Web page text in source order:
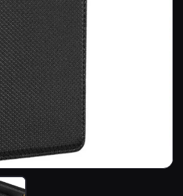
Xiaomi 12T / 12T Pro —